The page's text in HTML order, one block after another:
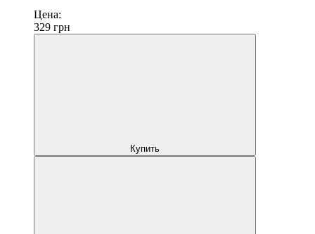
Цена:
329 грн
Купить